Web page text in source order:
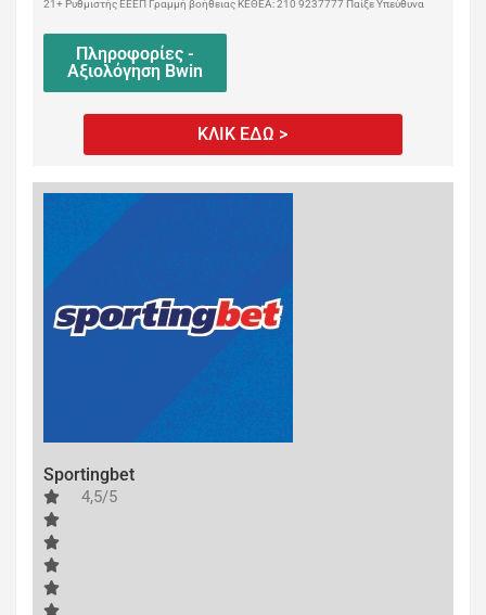
21+ Ρυθμιστής ΕΕΕΠ Γραμμή βοήθειας ΚΕΘΕΑ: 210 9237777 Παίξε Υπεύθυνα
Πληροφορίες -
Αξιολόγηση Bwin
ΚΛΙΚ ΕΔΩ >
Sportingbet
4,5/5